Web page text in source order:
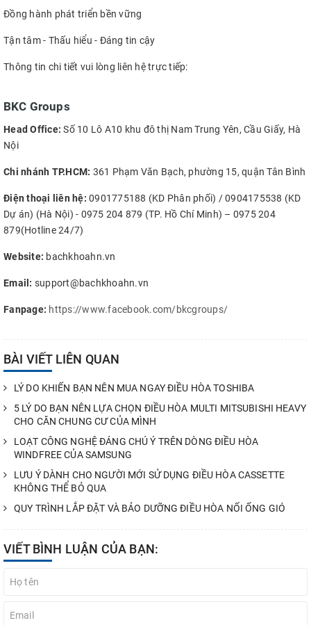
Đồng hành phát triển bền vững
Tận tâm - Thấu hiểu - Đáng tin cậy
Thông tin chi tiết vui lòng liên hệ trực tiếp:
BKC Groups
Head Office:Số 10 Lô A10 khu đô thị Nam Trung Yên, Cầu Giấy, Hà
Nội
Chi nhánh TP.HCM: 361 Phạm Văn Bạch, phường 15, quận Tân Bình
Điện thoại liên hệ: 0901775188 (KD Phân phối) / 0904175538 (KD
Dự án) (Hà Nội) - 0975 204 879 (TP. Hồ Chí Minh) – 0975 204
879(Hotline 24/7)
Website: bachkhoahn.vn
Email: support@bachkhoahn.vn
Fanpage: https://www.facebook.com/bkcgroups/
BÀI VIẾT LIÊN QUAN
LÝ DO KHIẾN BẠN NÊN MUA NGAY ĐIỀU HÒA TOSHIBA
5 LÝ DO BẠN NÊN LỰA CHỌN ĐIỀU HÒA MULTI MITSUBISHI HEAVY
CHO CĂN CHUNG CƯ CỦA MÌNH
LOẠT CÔNG NGHỆ ĐÁNG CHÚ Ý TRÊN DÒNG ĐIỀU HÒA
WINDFREE CỦA SAMSUNG
LƯU Ý DÀNH CHO NGƯỜI MỚI SỬ DỤNG ĐIỀU HÒA CASSETTE
KHÔNG THỂ BỎ QUA
QUY TRÌNH LẮP ĐẶT VÀ BẢO DƯỠNG ĐIỀU HÒA NỐI ỐNG GIÓ
VIẾT BÌNH LUẬN CỦA BẠN: